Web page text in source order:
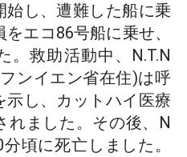
始し、遭難した船に乗
エコ86号船に乗せ、
。救助活動中、N.T.N
ンイエン省在住)は呼
示し、カットハイ医療
れました。その後、N
頃に死亡しました。